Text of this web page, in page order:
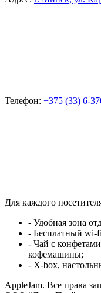
Телефон: +375 (33) 6-
Для каждого
- Удобная зона
- Бесплатный wi-
- Чай с
кофемашины;
- X-box,
AppleJam. Все права